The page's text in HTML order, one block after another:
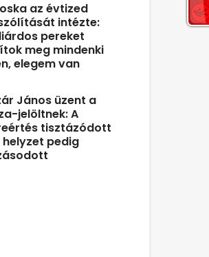
az évtized
intézte:
pereket
meg mindenki
elegem van
János üzent a
jelöltnek: A
tisztázódott
helyzet pedig